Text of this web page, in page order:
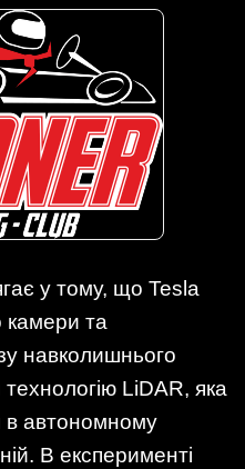
у тому, що Tesla
камери та
навколишнього
LiDAR, яка
в автономному
В експерименті